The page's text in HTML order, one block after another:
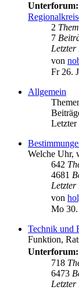
Unterforum:
2
7
von
Fr 26.
Allgemein
Letzter
Welche Uhr,
642
4681
von
Mo
Technik und
Funktion,
Unterforum:
718
6473